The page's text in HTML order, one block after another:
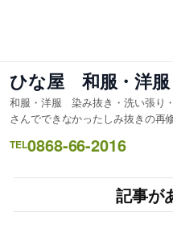
キ
ッ
プ
ひな屋 和服・洋
和服・洋服 染み抜き・洗い張
さんでできなかったしみ抜きの再
TEL0868-66-2016
記事が